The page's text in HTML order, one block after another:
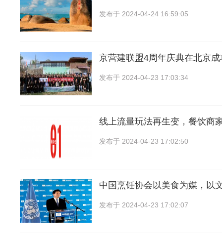
发布于 2024-04-24 16:59:05
京营建联盟4周年庆典在北京
发布于 2024-04-23 17:03:34
线上流量玩法再生变，餐饮商
发布于 2024-04-23 17:02:50
中国烹饪协会以美食为媒，以
发布于 2024-04-23 17:02:07